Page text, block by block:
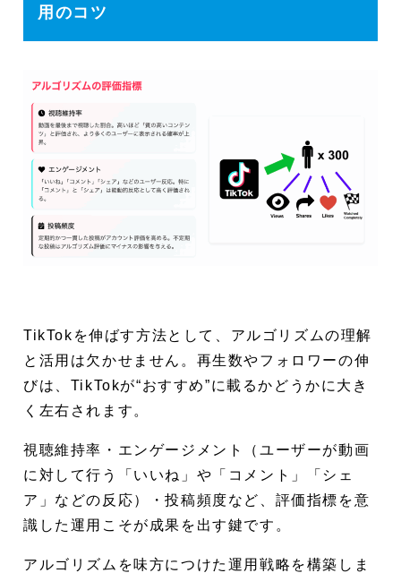
用のコツ
TikTokを伸ばす方法として、アルゴリズムの理解
と活用は欠かせません。再生数やフォロワーの伸
びは、TikTokが“おすすめ”に載るかどうかに大き
く左右されます。
視聴維持率・エンゲージメント（ユーザーが動画
に対して行う「いいね」や「コメント」「シェ
ア」などの反応）・投稿頻度など、評価指標を意
識した運用こそが成果を出す鍵です。
アルゴリズムを味方につけた運用戦略を構築しま